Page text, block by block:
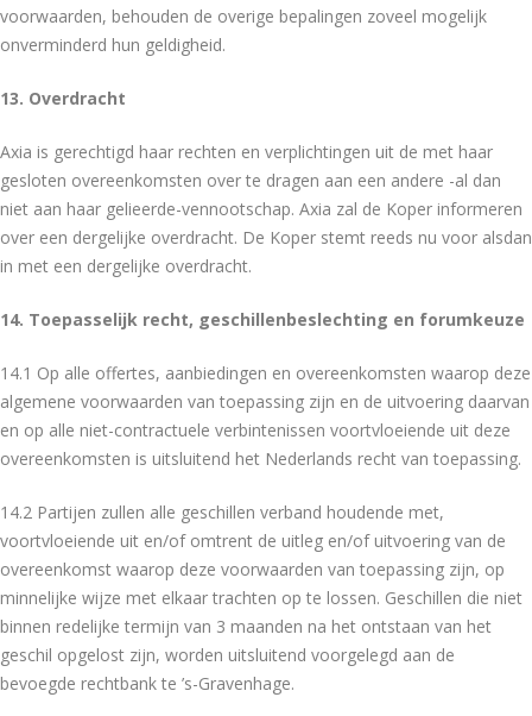
voorwaarden, behouden de overige bepalingen zoveel mogelijk
onverminderd hun geldigheid.
13. Overdracht
Axia is gerechtigd haar rechten en verplichtingen uit de met haar
gesloten overeenkomsten over te dragen aan een andere -al dan
niet aan haar gelieerde-vennootschap. Axia zal de Koper informeren
over een dergelijke overdracht. De Koper stemt reeds nu voor alsdan
in met een dergelijke overdracht.
14. Toepasselijk recht, geschillenbeslechting en forumkeuze
14.1 Op alle offertes, aanbiedingen en overeenkomsten waarop deze
algemene voorwaarden van toepassing zijn en de uitvoering daarvan
en op alle niet-contractuele verbintenissen voortvloeiende uit deze
overeenkomsten is uitsluitend het Nederlands recht van toepassing.
14.2 Partijen zullen alle geschillen verband houdende met,
voortvloeiende uit en/of omtrent de uitleg en/of uitvoering van de
overeenkomst waarop deze voorwaarden van toepassing zijn, op
minnelijke wijze met elkaar trachten op te lossen. Geschillen die niet
binnen redelijke termijn van 3 maanden na het ontstaan van het
geschil opgelost zijn, worden uitsluitend voorgelegd aan de
bevoegde rechtbank te ’s-Gravenhage.